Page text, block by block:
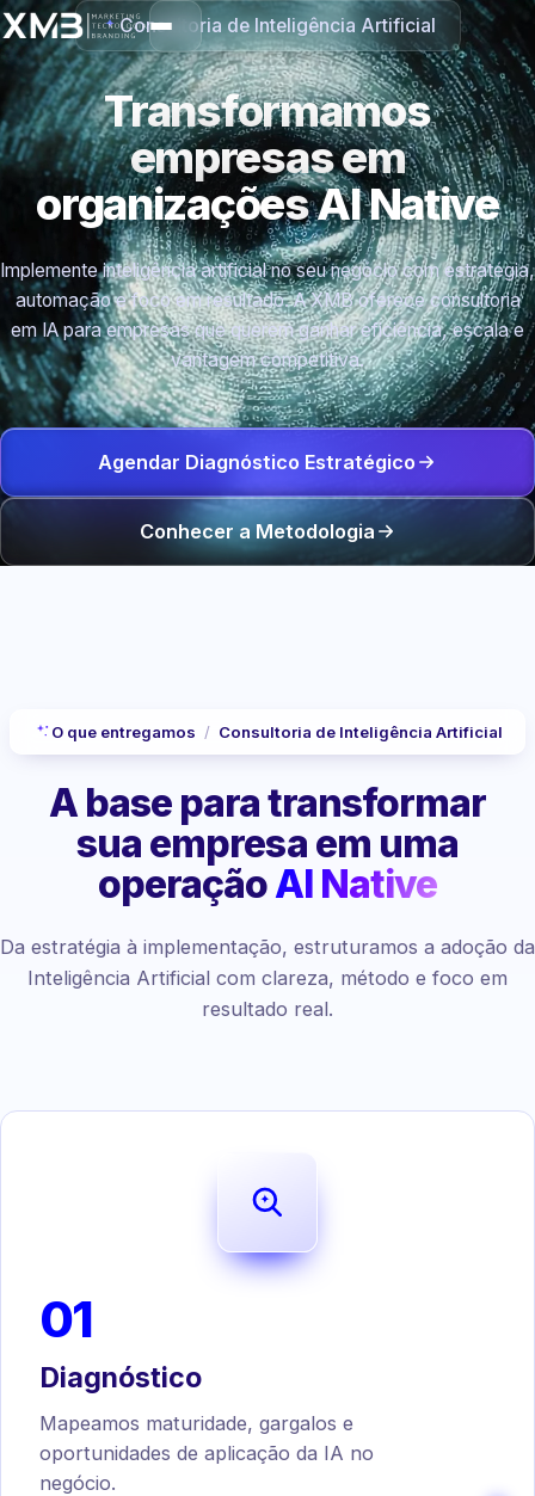
Consultoria de Inteligência Artificial
Transformamos
empresas em
organizaçõesAI Native
Implemente inteligência artificial no seu negócio com estratégia,
automação e foco em resultado. A XMB oferece consultoria
em IA para empresas que querem ganhar eficiência, escala e
vantagem competitiva.
Agendar Diagnóstico Estratégico
Conhecer a Metodologia
O que entregamos / Consultoria de Inteligência Artificial
A base para transformar
sua empresa em uma
operaçãoAI Native
Da estratégia à implementação, estruturamos a adoção da
Inteligência Artificial com clareza, método e foco em
resultado real.
01
Diagnóstico
Mapeamos maturidade, gargalos e
oportunidades de aplicação da IA no
negócio.